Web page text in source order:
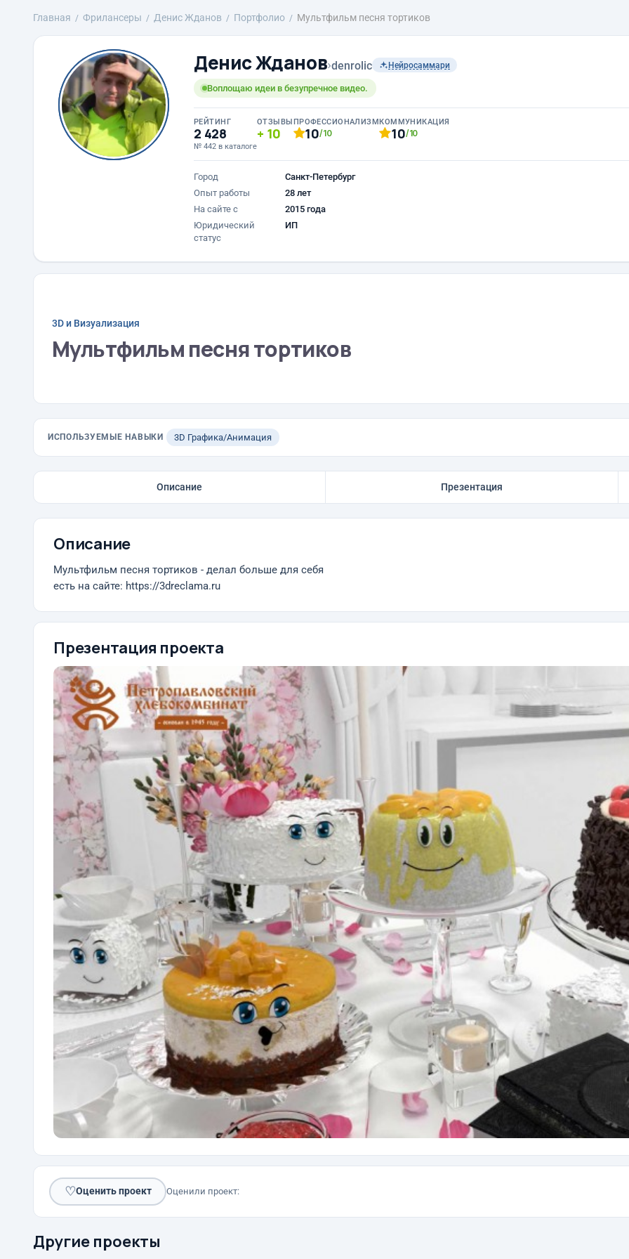
Главная Фрилансеры Денис Жданов Портфолио Мультфильм песня тортиков
Денис Жданов›denrolic Нейросаммари
Воплощаю идеи в безупречное видео.
РЕЙТИНГ
2 428
№ 442 в каталоге
ОТЗЫВЫ
10
ПРОФЕССИОНАЛИЗМ
10/10
КОММУНИКАЦИЯ
10/10
Город
Санкт-Петербург
Опыт работы
28 лет
На сайте с
2015 года
Юридический
статус
ИП
3D и Визуализация
Мультфильм песня тортиков
ИСПОЛЬЗУЕМЫЕ НАВЫКИ 3D Графика/Анимация
Описание Презентация
Описание
Мультфильм песня тортиков - делал больше для себя
есть на сайте: https://3dreclama.ru
Презентация проекта
♡Оценить проект Оценили проект:
Другие проекты